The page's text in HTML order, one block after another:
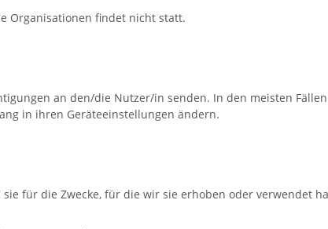
Organisationen findet nicht statt.
an den/die Nutzer/in senden. In den meisten
in ihren Geräteeinstellungen ändern.
sie für die Zwecke, für die wir sie erhoben oder verwendet